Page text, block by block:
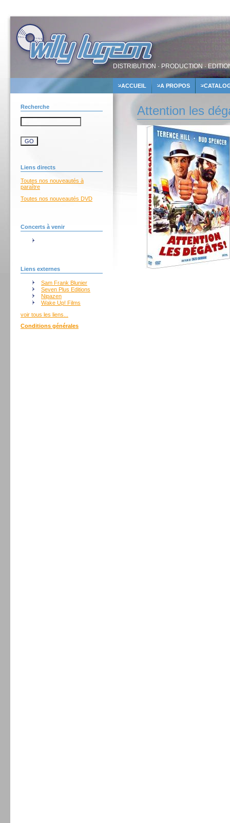
DISTRIBUTION · PRODUCTION ·
ACCUEIL A PROPOS
Recherche
Liens directs
Toutes nos nouveautés à
paraître
Toutes nos nouveautés DVD
Concerts à venir
Liens externes
Sam Frank Blunier
Seven Plus Editions
Nipazen
Wake Up! Films
voir tous les liens...
Conditions générales
Attention les